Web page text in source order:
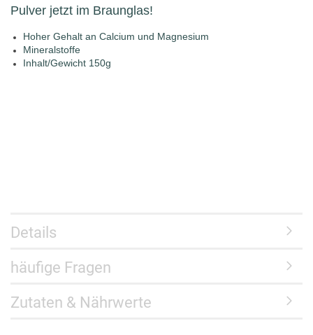
Pulver jetzt im Braunglas!
Hoher Gehalt an Calcium und Magnesium
Mineralstoffe
Inhalt/Gewicht 150g
Details
häufige Fragen
Zutaten & Nährwerte